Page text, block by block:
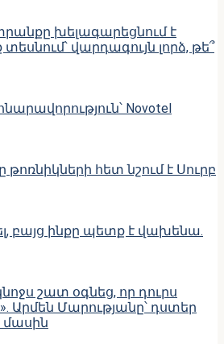
խելագարեցնում է
վարդագույն լորձ, թե՞
Novotel
հետ նշում է Սուրբ
բայց ինքը պետք է վախենա․
շատ օգնեց, որ դուրս
Արմեն Մարությանը՝ դստեր